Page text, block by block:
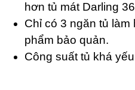
hơn tủ mát Darling
Chỉ có 3 ngăn tủ
phẩm bảo quản.
Công suất tủ khá